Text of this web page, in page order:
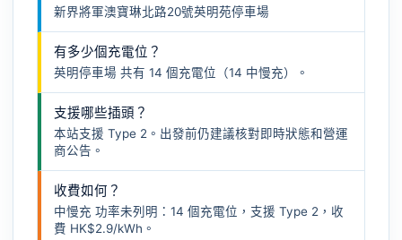
新界將軍澳寶琳北路20號英明苑停車場
有多少個充電位？
英明停車場 共有 14 個充電位（14 中慢充）。
支援哪些插頭？
本站支援 Type 2。出發前仍建議核對即時狀態和營運
商公告。
收費如何？
中慢充 功率未列明：14 個充電位，支援 Type 2，收
費 HK$2.9/kWh。